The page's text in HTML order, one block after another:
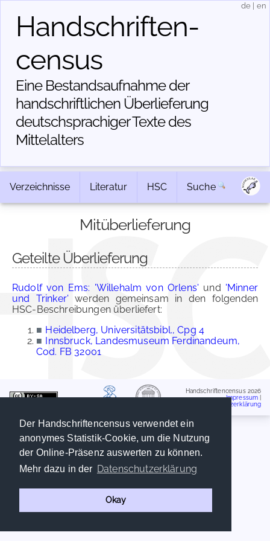
Der Handschriftencensus verwendet ein
anonymes Statistik-Cookie, um die Nutzung
der Online-Präsenz auswerten zu können.
Mehr dazu in der Datenschutzerklärung
Okay
Handschriften­
census
Eine Bestandsaufnahme der
handschriftlichen Über­lieferung
deutschsprachiger Texte des
Mittelalters
de en
Verzeichnisse Literatur HSC Suche
Mitüberlieferung
Geteilte Überlieferung
Rudolf von Ems: 'Willehalm von Orlens' und 'Minner
und Trinker' werden gemeinsam in den folgenden
HSC-Beschreibungen überliefert:
■ Heidelberg, Universitätsbibl., Cpg 4
■ Innsbruck, Landesmuseum Ferdinandeum,
Cod. FB 32001
Handschriftencensus 2026
Impressum
Datenschutzerklärung